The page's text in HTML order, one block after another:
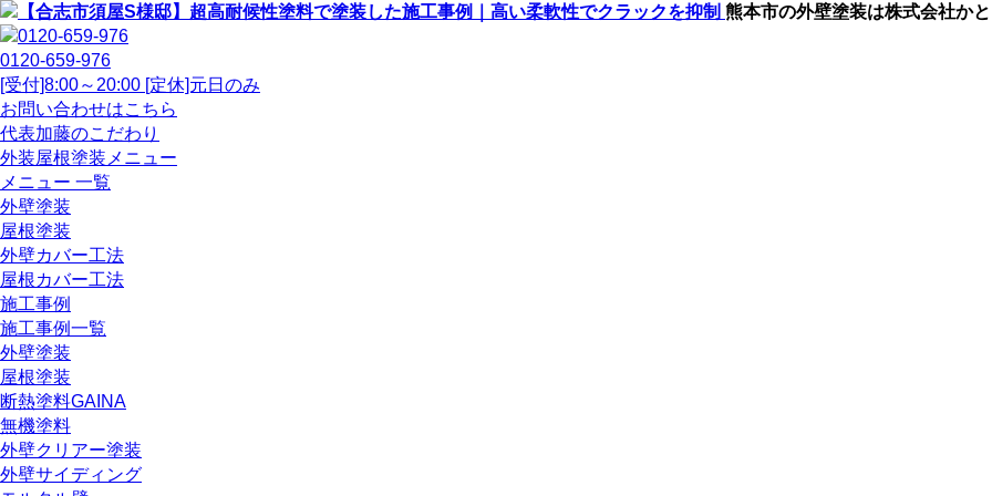
熊本市の外壁塗装は株式会社か
0120-659-976
[受付]8:00～20:00 [定休]元日のみ
お問い合わせはこちら
代表加藤のこだわり
外装屋根塗装メニュー
メニュー 一覧
外壁塗装
屋根塗装
外壁カバー工法
屋根カバー工法
施工事例
施工事例一覧
外壁塗装
屋根塗装
断熱塗料GAINA
無機塗料
外壁クリアー塗装
外壁サイディング